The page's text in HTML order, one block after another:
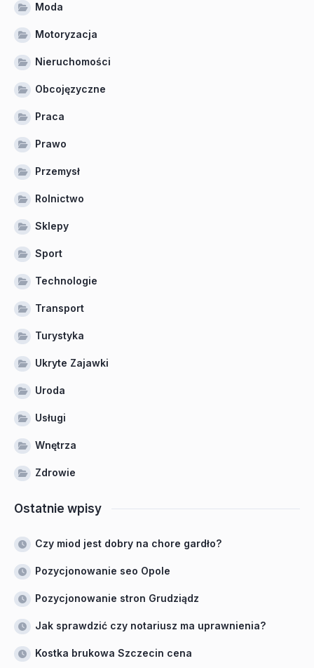
Moda
Motoryzacja
Nieruchomości
Obcojęzyczne
Praca
Prawo
Przemysł
Rolnictwo
Sklepy
Sport
Technologie
Transport
Turystyka
Ukryte Zajawki
Uroda
Usługi
Wnętrza
Zdrowie
Ostatnie wpisy
Czy miod jest dobry na chore gardło?
Pozycjonowanie seo Opole
Pozycjonowanie stron Grudziądz
Jak sprawdzić czy notariusz ma uprawnienia?
Kostka brukowa Szczecin cena